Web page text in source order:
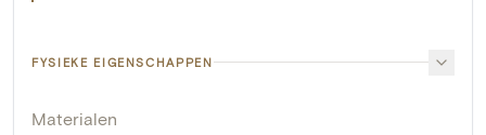
FYSIEKE EIGENSCHAPPEN
Materialen